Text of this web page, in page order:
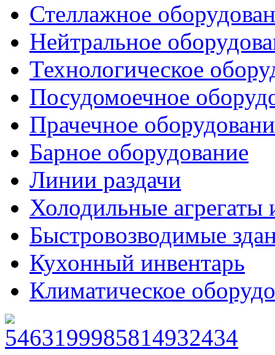
Стеллажное
Нейтральное
Технологическое
Посудомоечное
Прачечное
Барное оборудование
Линии раздачи
Холодильные агрегаты
Быстровозводимые
Кухонный инвентарь
Климатическое